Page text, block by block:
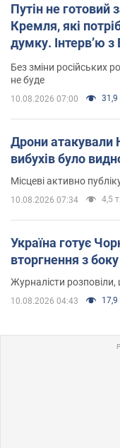
Путін не готовий
Кремля, які
думку. Інтерв’ю
Без зміни російських
не буде
10.08.2026 07:00 31,9
Дрони атакували
вибухів було
Місцеві активно
10.08.2026 07:34 4,5 т.
Україна готує
вторгнення з
Журналісти розповіли,
10.08.2026 04:43 17,9